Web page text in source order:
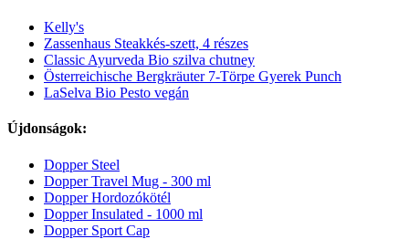
Kelly's
Zassenhaus Steakkés-szett, 4 részes
Classic Ayurveda Bio szilva chutney
Österreichische Bergkräuter 7-Törpe Gyerek Punch
LaSelva Bio Pesto vegán
Újdonságok:
Dopper Steel
Dopper Travel Mug - 300 ml
Dopper Hordozókötél
Dopper Insulated - 1000 ml
Dopper Sport Cap